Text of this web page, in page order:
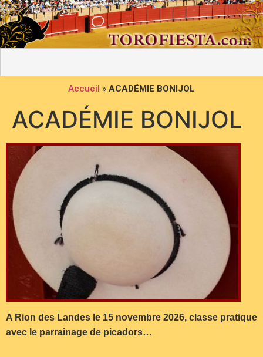
Accueil » ACADÉMIE BONIJOL
ACADÉMIE BONIJOL
A Rion des Landes le 15 novembre 2026, classe pratique
avec le parrainage de picadors…